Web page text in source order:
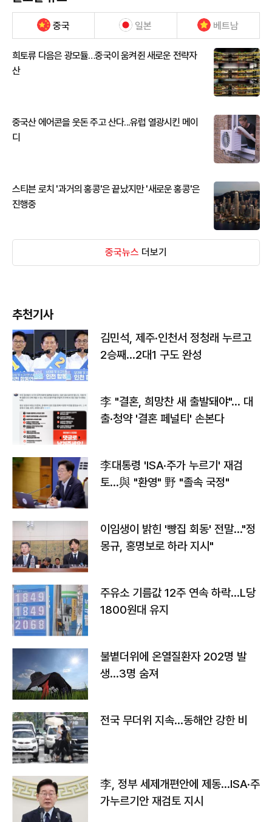
중국 일본 베트남
희토류 다음은 광모듈…중국이 움켜쥔 새로운 전략자
산
중국산 에어콘을 웃돈 주고 산다...유럽 열광시킨 메이
디
스티븐 로치 '과거의 홍콩'은 끝났지만 '새로운 홍콩'은
진행중
중국뉴스 더보기
추천기사
김민석, 제주·인천서 정청래 누르고
2승째…2대1 구도 완성
李 "결혼, 희망찬 새 출발돼야"… 대
출·청약 '결혼 페널티' 손본다
李대통령 'ISA·주가 누르기' 재검
토…與 "환영" 野 "졸속 국정"
이임생이 밝힌 '빵집 회동' 전말…"정
몽규, 홍명보로 하라 지시"
주유소 기름값 12주 연속 하락…L당
1800원대 유지
불볕더위에 온열질환자 202명 발
생…3명 숨져
전국 무더위 지속…동해안 강한 비
李, 정부 세제개편안에 제동…ISA·주
가누르기안 재검토 지시